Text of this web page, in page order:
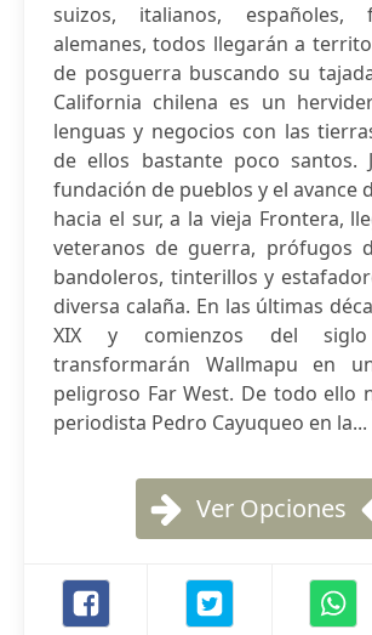
suizos, italianos, españoles,
alemanes, todos llegarán a
de posguerra buscando su
California chilena es un
lenguas y negocios con las
de ellos bastante poco santos.
fundación de pueblos y el avance
hacia el sur, a la vieja Frontera,
veteranos de guerra, prófugos
bandoleros, tinterillos y
diversa calaña. En las últimas
XIX y comienzos del
transformarán Wallmapu en
peligroso Far West. De todo ello
periodista Pedro Cayuqueo en la...
Ver Opciones